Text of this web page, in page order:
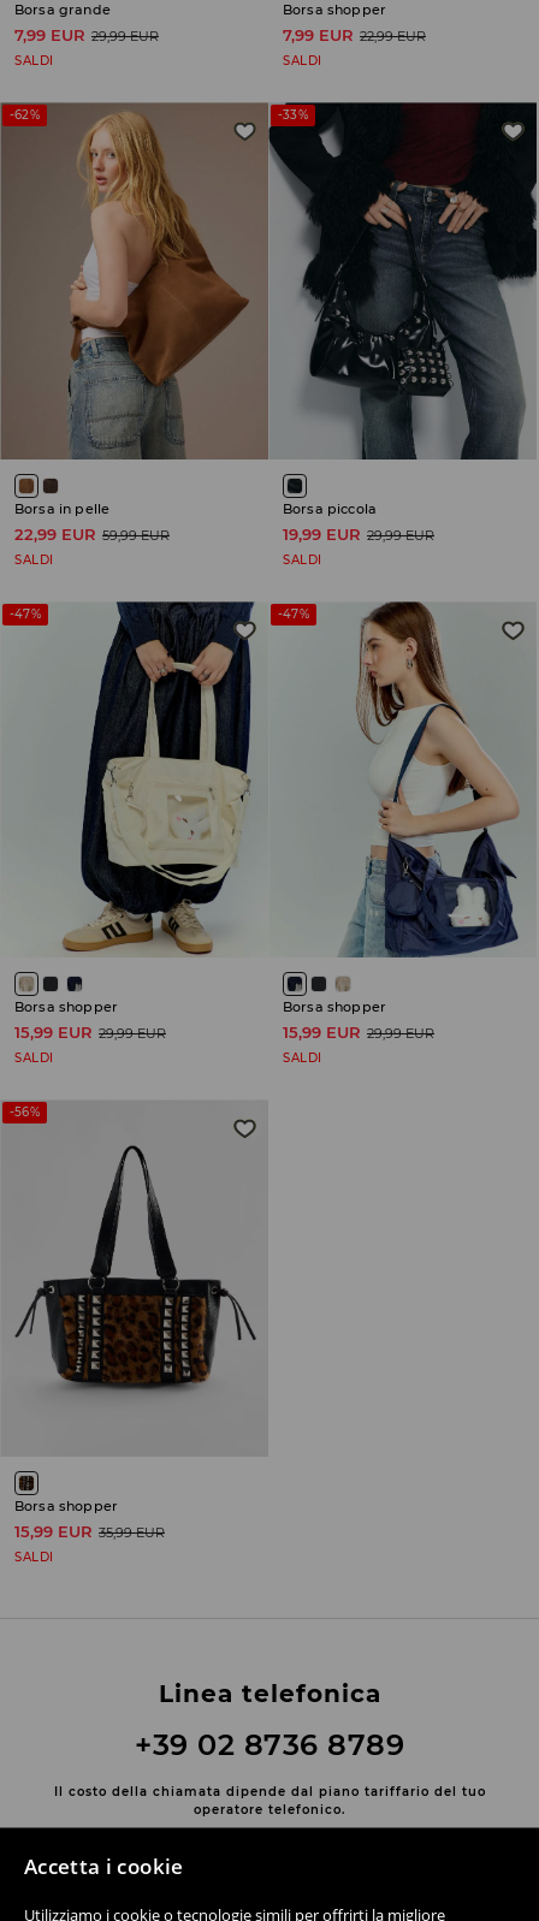
Accetta i cookie
Utilizziamo i cookie o tecnologie simili per offrirti la migliore
Borsa grande
7,99 EUR 29,99 EUR
SALDI
Borsa shopper
7,99 EUR 22,99 EUR
SALDI
-62%
Borsa in pelle
22,99 EUR 59,99 EUR
SALDI
-33%
Borsa piccola
19,99 EUR 29,99 EUR
SALDI
-47%
Borsa shopper
15,99 EUR 29,99 EUR
SALDI
-47%
Borsa shopper
15,99 EUR 29,99 EUR
SALDI
-56%
Borsa shopper
15,99 EUR 35,99 EUR
SALDI
Linea telefonica
+39 02 8736 8789
Il costo della chiamata dipende dal piano tariffario del tuo
operatore telefonico.